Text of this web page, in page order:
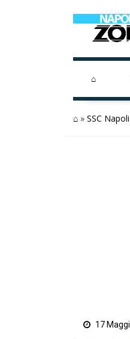
⌂
⌂ » SSC Napoli
17